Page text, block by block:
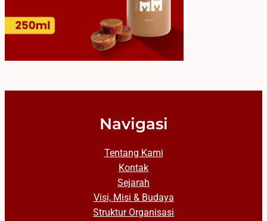
Navigasi
Tentang Kami
Kontak
Sejarah
Visi, Misi & Budaya
Struktur Organisasi